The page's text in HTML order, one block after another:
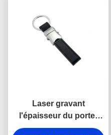
Laser gravant
l'épaisseur du porte-
clés 9mm de cuir de